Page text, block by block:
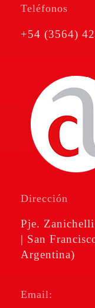
Teléfonos
+54 (3564)
Dirección
Pje.
| San
Argentina)
Email: